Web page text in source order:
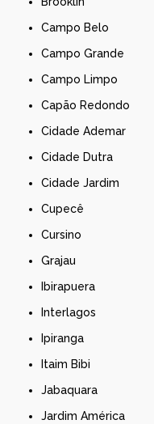
Campo Belo
Campo Grande
Campo Limpo
Capão Redondo
Cidade Ademar
Cidade Dutra
Cidade Jardim
Cupecê
Cursino
Grajau
Ibirapuera
Interlagos
Ipiranga
Itaim Bibi
Jabaquara
Jardim América